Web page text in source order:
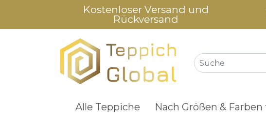
Kostenloser Versand und
Rückversand
Alle Teppiche Nach Größen & Farben